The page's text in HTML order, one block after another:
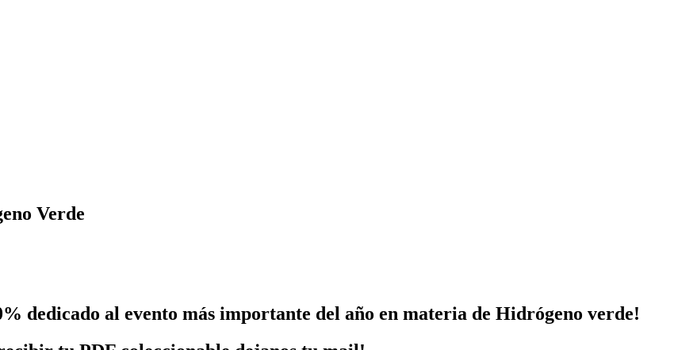
Verde
dedicado al evento más importante del año en materia de Hidrógeno verde!